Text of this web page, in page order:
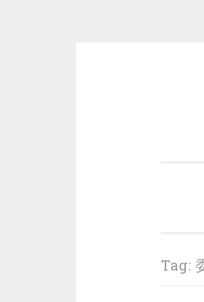
Tag: